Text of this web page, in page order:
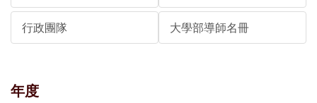
行政團隊 大學部導師名冊
年度